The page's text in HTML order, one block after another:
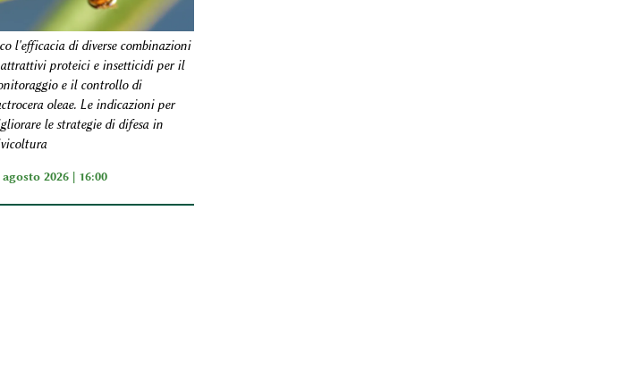
l'efficacia di diverse combinazioni
proteici e insetticidi per il
e il controllo di
oleae. Le indicazioni per
le strategie di difesa in
agosto 2026 | 16:00